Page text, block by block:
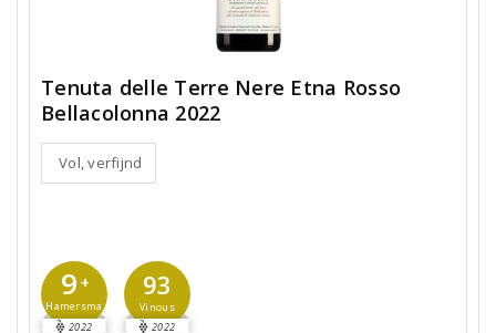
Tenuta delle Terre Nere Etna Rosso
Bellacolonna 2022
Vol, verfijnd
9 +
Hamersma
2022
93
Vinous
2022